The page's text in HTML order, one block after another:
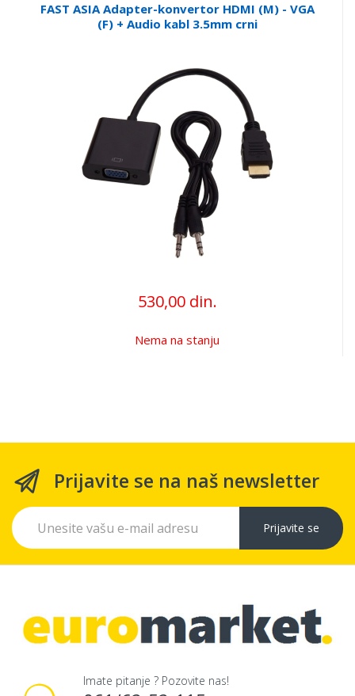
FAST ASIA Adapter-konvertor HDMI (M) - VGA
(F) + Audio kabl 3.5mm crni
530,00 din.
Nema na stanju
Prijavite se na naš newsletter
Prijavite se
Imate pitanje ? Pozovite nas!